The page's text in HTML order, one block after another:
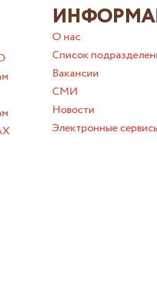
О нас
Список
Вакансии
СМИ
Новости
Электронные